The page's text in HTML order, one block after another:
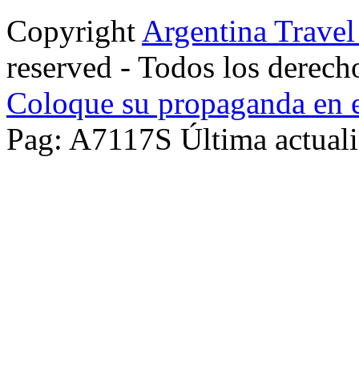
Copyright Argentina
reserved - Todos los
Coloque su propaganda en
Pag: A7117S Última